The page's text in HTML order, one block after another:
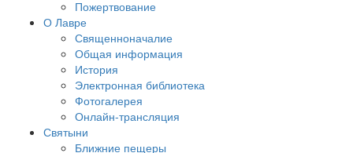
Пожертвование
О Лавре
Священноначалие
Общая информация
История
Электронная библиотека
Фотогалерея
Онлайн-трансляция
Святыни
Ближние пещеры